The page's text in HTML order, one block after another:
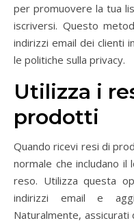
per promuovere la tua
iscriversi. Questo
indirizzi email dei clienti
le politiche sulla privacy.
Utilizza i
prodotti
Quando ricevi resi di
normale che includano
reso. Utilizza questa
indirizzi email e
Naturalmente, assicurati